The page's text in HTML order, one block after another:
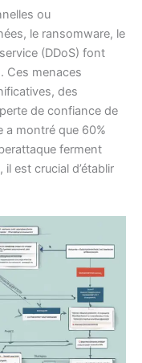
ou
le ransomware, le
(DDoS) font
Ces menaces
des
de confiance de
a montré que 60%
ferment
est crucial d’établir